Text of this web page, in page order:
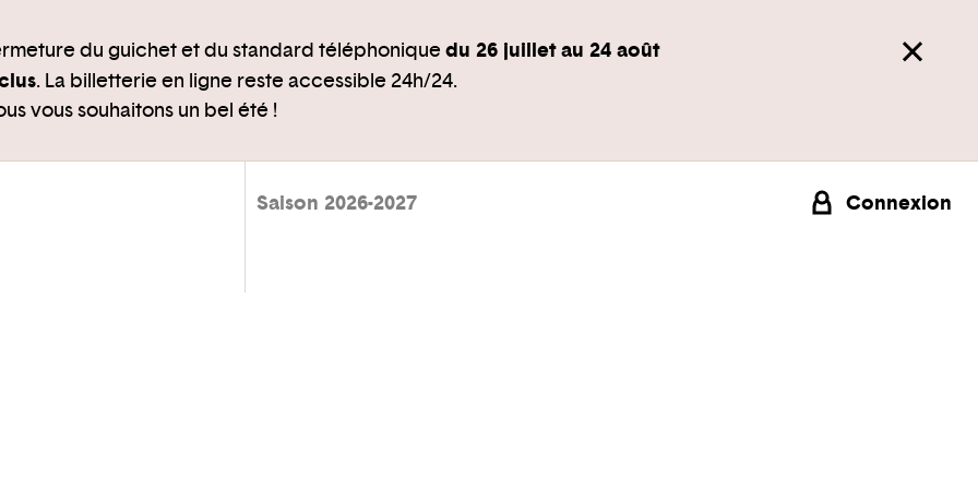
du guichet et du standard téléphoniquedu 26 juillet au 24 août
. La billetterie en ligne reste accessible 24h/24.
vous souhaitons un bel été !
Saison 2026-2027 Connexion